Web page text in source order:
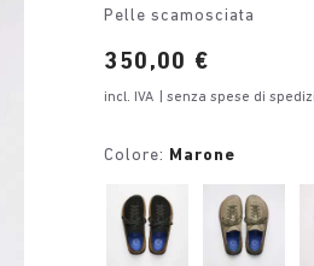
Pelle scamosciata
Price:
350,00 €
incl. IVA | senza spese di
Colore: Marone